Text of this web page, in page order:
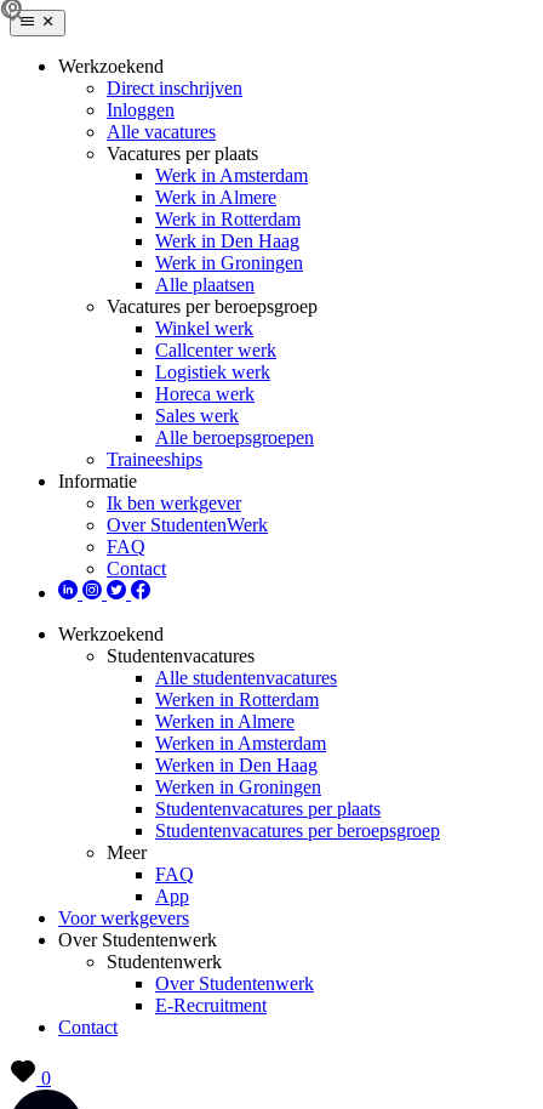
Werkzoekend
Direct inschrijven
Inloggen
Alle vacatures
Vacatures per plaats
Werk in Amsterdam
Werk in Almere
Werk in Rotterdam
Werk in Den Haag
Werk in Groningen
Alle plaatsen
Vacatures per beroepsgroep
Winkel werk
Callcenter werk
Logistiek werk
Horeca werk
Sales werk
Alle beroepsgroepen
Traineeships
Informatie
Ik ben werkgever
Over StudentenWerk
FAQ
Contact
Werkzoekend
Studentenvacatures
Alle studentenvacatures
Werken in Rotterdam
Werken in Almere
Werken in Amsterdam
Werken in Den Haag
Werken in Groningen
Studentenvacatures per plaats
Studentenvacatures per beroepsgroep
Meer
FAQ
App
Voor werkgevers
Over Studentenwerk
Studentenwerk
Over Studentenwerk
E-Recruitment
Contact
0